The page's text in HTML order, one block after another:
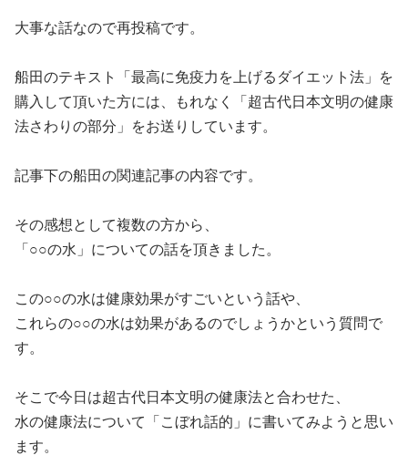
大事な話なので再投稿です。
船田のテキスト「最高に免疫力を上げるダイエット法」を
購入して頂いた方には、もれなく
「超古代日本文明の健康
法さわりの部分」をお送りしています。
記事下の船田の関連記事の内容です。
その感想として複数の方から、
「○○の水」についての話を頂きました。
この○○の水は健康効果がすごいという話や、
これらの○○の水は効果があるのでしょうかという質問で
す。
そこで今日は超古代日本文明の健康法と合わせた、
水の健康法について「こぼれ話的」に書いてみようと思い
ます。